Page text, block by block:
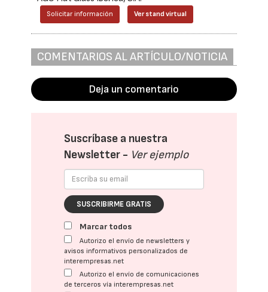
Solicitar información Ver stand virtual
COMENTARIOS AL ARTÍCULO/NOTICIA
Deja un comentario
Suscríbase a nuestra
Newsletter - Ver ejemplo
SUSCRIBIRME GRATIS
Marcar todos
Autorizo el envío de newsletters y
avisos informativos personalizados de
interempresas.net
Autorizo el envío de comunicaciones
de terceros vía interempresas.net